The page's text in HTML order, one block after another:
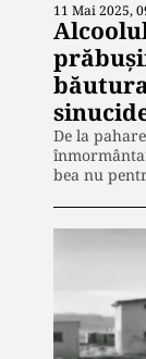
11 Mai 2025,
De la
bea nu